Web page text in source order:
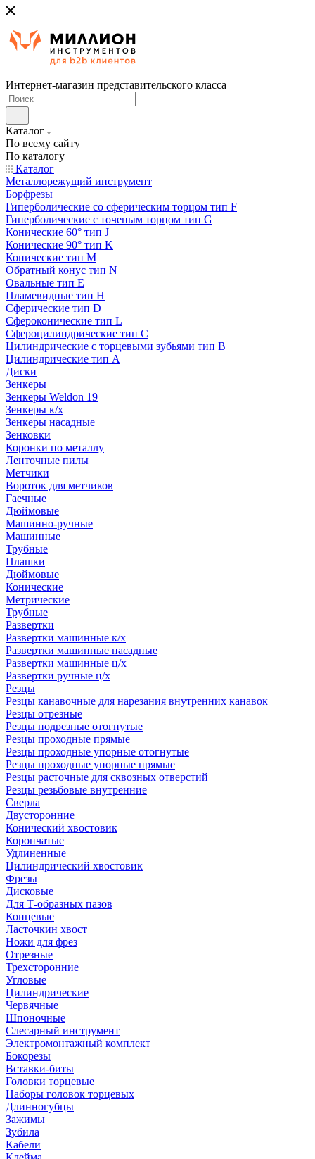
Интернет-магазин представительского класса
Каталог
По всему сайту
По каталогу
Каталог
Металлорежущий инструмент
Борфрезы
Гиперболические cо сферическим торцом тип F
Гиперболические с точеным торцом тип G
Конические 60° тип J
Конические 90° тип K
Конические тип M
Обратный конус тип N
Овальные тип E
Пламевидные тип H
Сферические тип D
Сфероконические тип L
Сфероцилиндрические тип C
Цилиндрические с торцевыми зубьями тип B
Цилиндрические тип А
Диски
Зенкеры
Зенкеры Weldon 19
Зенкеры к/х
Зенкеры насадные
Зенковки
Коронки по металлу
Ленточные пилы
Метчики
Вороток для метчиков
Гаечные
Дюймовые
Машинно-ручные
Машинные
Трубные
Плашки
Дюймовые
Конические
Метрические
Трубные
Развертки
Развертки машинные к/х
Развертки машинные насадные
Развертки машинные ц/х
Развертки ручные ц/х
Резцы
Резцы канавочные для нарезания внутренних канавок
Резцы отрезные
Резцы подрезные отогнутые
Резцы проходные прямые
Резцы проходные упорные отогнутые
Резцы проходные упорные прямые
Резцы расточные для сквозных отверстий
Резцы резьбовые внутренние
Сверла
Двусторонние
Конический хвостовик
Корончатые
Удлиненные
Цилиндрический хвостовик
Фрезы
Дисковые
Для Т-образных пазов
Концевые
Ласточкин хвост
Ножи для фрез
Отрезные
Трехсторонние
Угловые
Цилиндрические
Червячные
Шпоночные
Слесарный инструмент
Электромонтажный комплект
Бокорезы
Вставки-биты
Головки торцевые
Наборы головок торцевых
Длинногубцы
Зажимы
Зубила
Кабели